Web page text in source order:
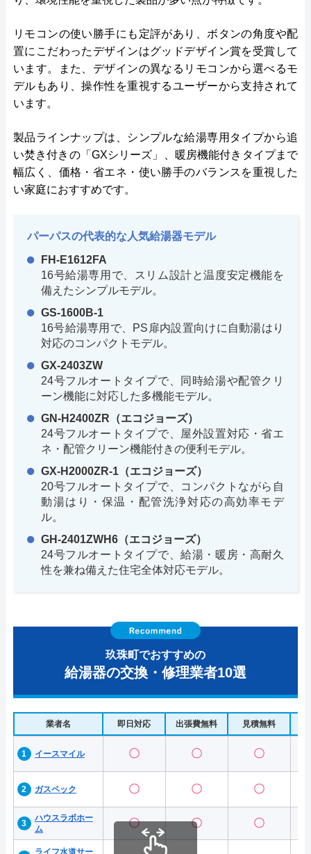
リモコンの使い勝手にも定評があり、ボタンの角度や配
置にこだわったデザインはグッドデザイン賞を受賞して
います。また、デザインの異なるリモコンから選べるモ
デルもあり、操作性を重視するユーザーから支持されて
います。
製品ラインナップは、シンプルな給湯専用タイプから追
い焚き付きの「GXシリーズ」、暖房機能付きタイプまで
幅広く、価格・省エネ・使い勝手のバランスを重視した
い家庭におすすめです。
パーパスの代表的な人気給湯器モデル
FH-E1612FA
16号給湯専用で、スリム設計と温度安定機能を
備えたシンプルモデル。
GS-1600B-1
16号給湯専用で、PS扉内設置向けに自動湯はり
対応のコンパクトモデル。
GX-2403ZW
24号フルオートタイプで、同時給湯や配管クリ
ーン機能に対応した多機能モデル。
GN-H2400ZR（エコジョーズ）
24号フルオートタイプで、屋外設置対応・省エ
ネ・配管クリーン機能付きの便利モデル。
GX-H2000ZR-1（エコジョーズ）
20号フルオートタイプで、コンパクトながら自
動湯はり・保温・配管洗浄対応の高効率モデ
ル。
GH-2401ZWH6（エコジョーズ）
24号フルオートタイプで、給湯・暖房・高耐久
性を兼ね備えた住宅全体対応モデル。
玖珠町でおすすめの
給湯器の交換・修理業者10選
業者名 即日対応 出張費無料 見積無料
イースマイル 〇 〇 〇
ガスペック 〇 〇 〇
ハウスラボホー
ム
〇 〇 〇
ライフ水道サー